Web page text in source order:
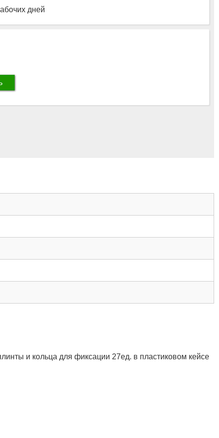
дней
и кольца для фиксации 27ед. в пластиковом кейсе